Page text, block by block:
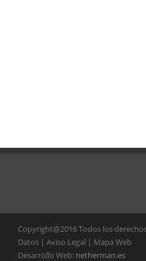
Copyright@2016 Todos los
Datos | Aviso Legal | Mapa Web
Desarrollo Web: netherman.es